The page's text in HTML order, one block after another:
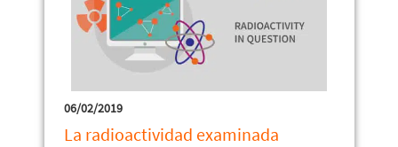
06/02/2019
La radioactividad examinada